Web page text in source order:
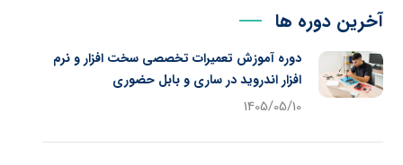
آخرین دوره ها
دوره آموزش تعمیرات تخصصی سخت افزار و نرم
افزار اندروید در ساری و بابل حضوری
1405/05/10